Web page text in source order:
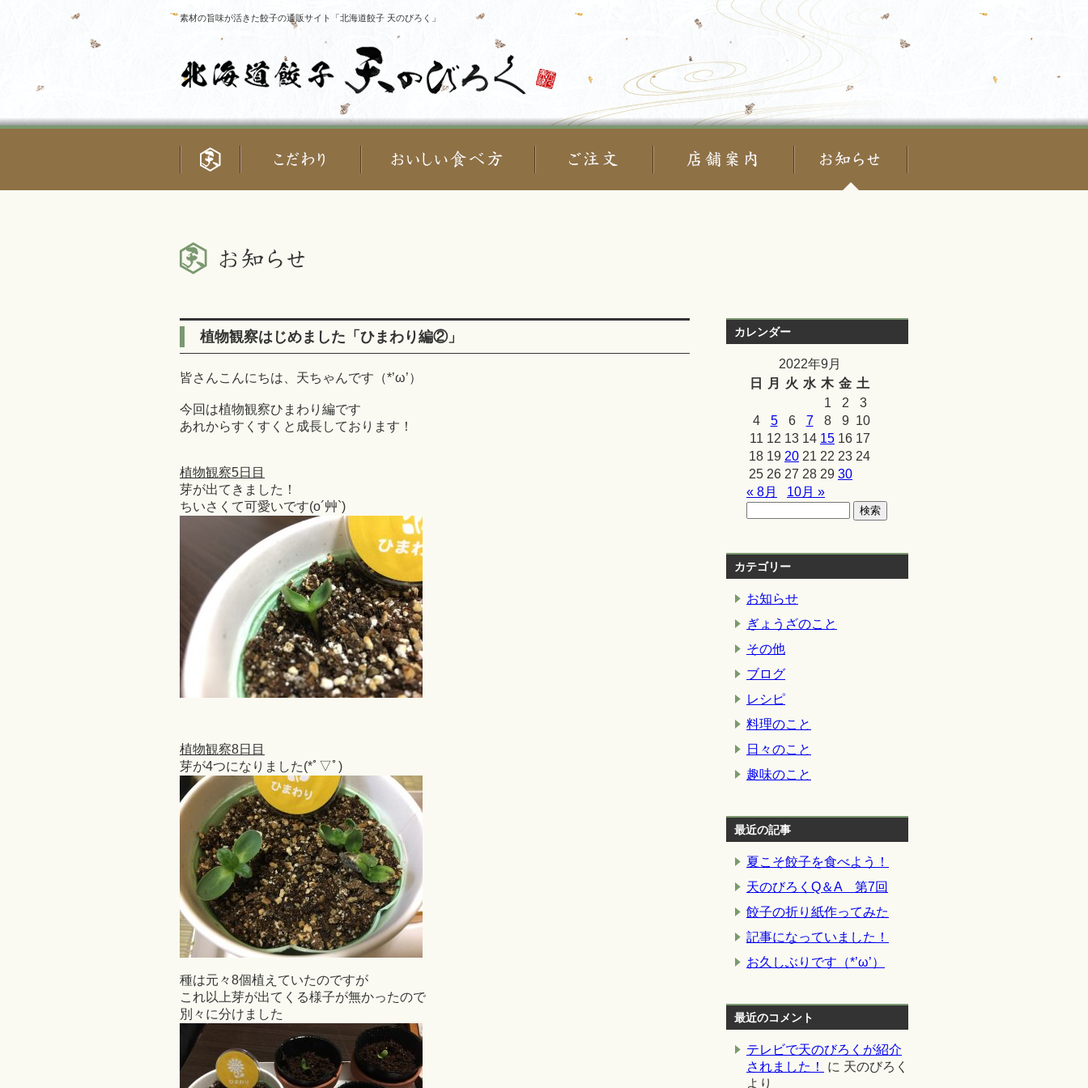
素材の旨味が活きた餃子の通販サイト「北海道餃子 天のびろく」
植物観察はじめました「ひまわり編②」
皆さんこんにちは、天ちゃんです（*’ω’）
今回は植物観察ひまわり編です
あれからすくすくと成長しております！
植物観察5日目
芽が出てきました！
ちいさくて可愛いです(o´艸`)
植物観察8日目
芽が4つになりました(*ﾟ▽ﾟ)
種は元々8個植えていたのですが
これ以上芽が出てくる様子が無かったので
別々に分けました
カレンダー
2022年9月
日
月 火 水 木 金 土
1
2
3
4
5 6 7 8 9 10
11 12 13 14 15 16 17
18 19 20 21 22 23 24
25 26 27 28 29 30
« 8月
10月 »
カテゴリー
お知らせ
ぎょうざのこと
その他
ブログ
レシピ
料理のこと
日々のこと
趣味のこと
最近の記事
夏こそ餃子を食べよう！
天のびろくQ＆A 第7回
餃子の折り紙作ってみた
記事になっていました！
お久しぶりです（*’ω’）
最近のコメント
テレビで天のびろくが紹介
されました！
に 天のびろく
より